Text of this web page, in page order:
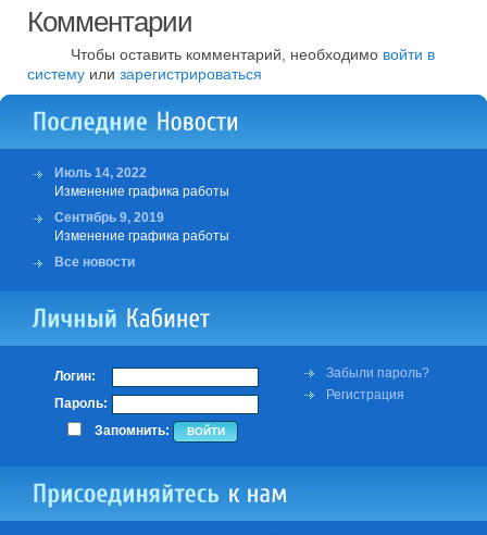
Комментарии
Чтобы оставить комментарий, необходимо войти в
систему или зарегистрироваться
Июль 14, 2022
Изменение графика работы
Сентябрь 9, 2019
Изменение графика работы
Все новости
Логин:
Пароль:
Запомнить:
Забыли пароль?
Регистрация